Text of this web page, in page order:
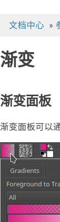
文档中心 »
渐变
渐变面板
渐变面板可以